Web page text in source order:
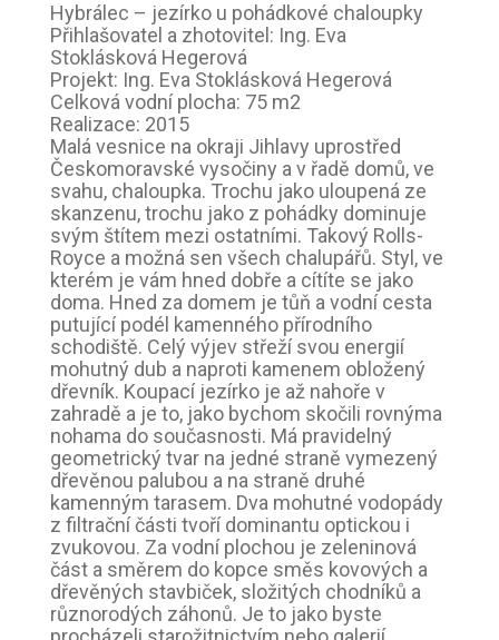
Hybrálec – jezírko u pohádkové chaloupky
Přihlašovatel a zhotovitel: Ing. Eva
Stoklásková Hegerová
Projekt: Ing. Eva Stoklásková Hegerová
Celková vodní plocha: 75 m2
Realizace: 2015
Malá vesnice na okraji Jihlavy uprostřed
Českomoravské vysočiny a v řadě domů, ve
svahu, chaloupka. Trochu jako uloupená ze
skanzenu, trochu jako z pohádky dominuje
svým štítem mezi ostatními. Takový Rolls-
Royce a možná sen všech chalupářů. Styl, ve
kterém je vám hned dobře a cítíte se jako
doma. Hned za domem je tůň a vodní cesta
putující podél kamenného přírodního
schodiště. Celý výjev střeží svou energií
mohutný dub a naproti kamenem obložený
dřevník. Koupací jezírko je až nahoře v
zahradě a je to, jako bychom skočili rovnýma
nohama do současnosti. Má pravidelný
geometrický tvar na jedné straně vymezený
dřevěnou palubou a na straně druhé
kamenným tarasem. Dva mohutné vodopády
z filtrační části tvoří dominantu optickou i
zvukovou. Za vodní plochou je zeleninová
část a směrem do kopce směs kovových a
dřevěných stavbiček, složitých chodníků a
různorodých záhonů. Je to jako byste